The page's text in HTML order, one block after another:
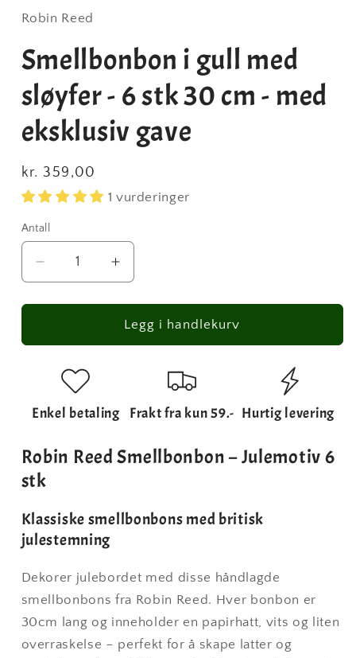
Robin Reed
Smellbonbon i gull med
sløyfer - 6 stk 30 cm - med
eksklusiv gave
Vanlig
pris
kr. 359,00
1 vurderinger
Antall
Antall
antallet
for
Smellbonbon
i
med
sløyfer
-
stk
30
cm
med
eksklusiv
Øk
antallet
for
Smellbonbon
i
-
stk
-
med
Legg i handlekurv
Enkel betaling Frakt fra kun 59.- Hurtig levering
Robin Reed Smellbonbon – Julemotiv 6
stk
Klassiske smellbonbons med britisk
julestemning
Dekorer julebordet med disse håndlagde
smellbonbons fra Robin Reed. Hver bonbon er
30cm lang og inneholder en papirhatt, vits og liten
overraskelse – perfekt for å skape latter og